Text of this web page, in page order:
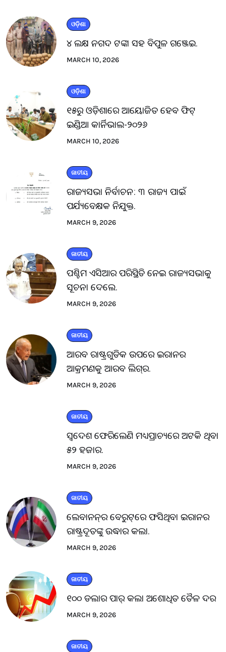
ଓଡ଼ିଶା
୪ ଲକ୍ଷ ନଗଦ ଟଙ୍କା ସହ ବିପୁଳ ଗଞ୍ଜେଇ.
MARCH 10, 2026
ଓଡ଼ିଶା
୧୫ରୁ ଓଡ଼ିଶାରେ ଆୟୋଜିତ ହେବ ଫିଟ୍
ଇଣ୍ଡିଆ କାର୍ନିଭାଲ-୨୦୨୬
MARCH 10, 2026
ଜାତୀୟ
ରାଜ୍ୟସଭା ନିର୍ବାଚନ: ୩ ରାଜ୍ୟ ପାଇଁ
ପର୍ଯ୍ୟବେକ୍ଷକ ନିଯୁକ୍ତ.
MARCH 9, 2026
ଜାତୀୟ
ପଶ୍ଚିମ ଏସିଆର ପରିସ୍ଥିତି ନେଇ ରାଜ୍ୟସଭାକୁ
ସୂଚନା ଦେଲେ.
MARCH 9, 2026
ଜାତୀୟ
ଆରବ ରାଷ୍ଟ୍ରଗୁଡିକ ଉପରେ ଇରାନର
ଆକ୍ରମଣକୁ ଆରବ ଲିଗ୍‌ର.
MARCH 9, 2026
ଜାତୀୟ
ସ୍ବଦେଶ ଫେରିଲେଣି ମଧ୍ୟପ୍ରାଚ୍ୟରେ ଅଟକି ଥିବା
୫୨ ହଜାର.
MARCH 9, 2026
ଜାତୀୟ
ଲେବାନନ୍‌ର ବେରୁଟ୍‌ରେ ଫସିଥିବା ଇରାନର
ରାଷ୍ଟ୍ରଦୂତଙ୍କୁ ଉଦ୍ଧାର କଲା.
MARCH 9, 2026
ଜାତୀୟ
୧୦୦ ଡଲାର ପାର୍ କଲା ଅଶୋଧିତ ତୈଳ ଦର
MARCH 9, 2026
ଜାତୀୟ